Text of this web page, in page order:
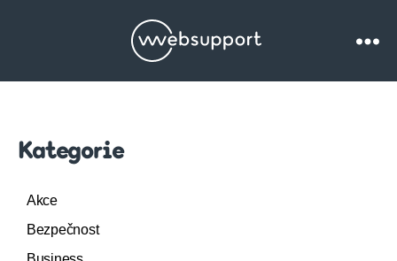
Websupport.cz
Kategorie
Akce
Bezpečnost